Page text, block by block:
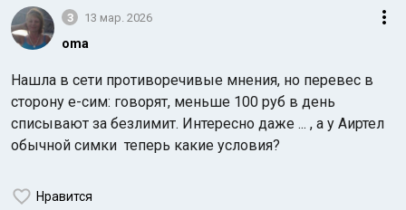
3 13 мар. 2026
oma
Нашла в сети противоречивые мнения, но перевес в
сторону е-сим: говорят, меньше 100 руб в день
списывают за безлимит. Интересно даже ... , а у Аиртел
обычной симки теперь какие условия?
Нравится